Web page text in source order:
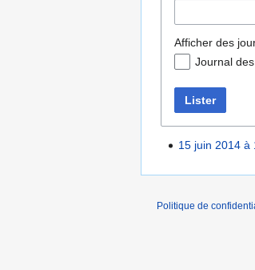
Afficher des
Journal
Lister
15 juin 2014 à
Politique de